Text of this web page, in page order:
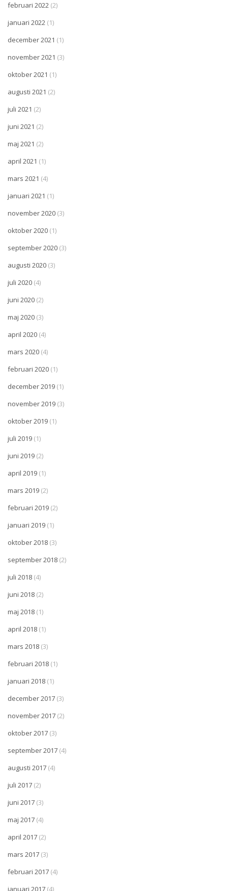
februari 2022 (2)
januari 2022 (1)
december 2021 (1)
november 2021 (3)
oktober 2021 (1)
augusti 2021 (2)
juli 2021 (2)
juni 2021 (2)
maj 2021 (2)
april 2021 (1)
mars 2021 (4)
januari 2021 (1)
november 2020 (3)
oktober 2020 (1)
september 2020 (3)
augusti 2020 (3)
juli 2020 (4)
juni 2020 (2)
maj 2020 (3)
april 2020 (4)
mars 2020 (4)
februari 2020 (1)
december 2019 (1)
november 2019 (3)
oktober 2019 (1)
juli 2019 (1)
juni 2019 (2)
april 2019 (1)
mars 2019 (2)
februari 2019 (2)
januari 2019 (1)
oktober 2018 (3)
september 2018 (2)
juli 2018 (4)
juni 2018 (2)
maj 2018 (1)
april 2018 (1)
mars 2018 (3)
februari 2018 (1)
januari 2018 (1)
december 2017 (3)
november 2017 (2)
oktober 2017 (3)
september 2017 (4)
augusti 2017 (4)
juli 2017 (2)
juni 2017 (3)
maj 2017 (4)
april 2017 (2)
mars 2017 (3)
februari 2017 (4)
januari 2017 (4)